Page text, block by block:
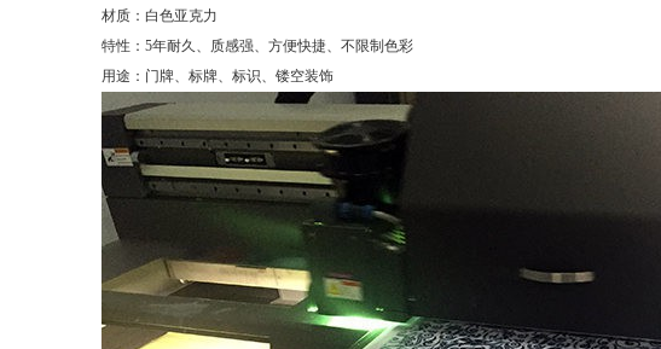
材质：白色亚克力
特性：5年耐久、质感强、方便快捷、不限制色彩
用途：门牌、标牌、标识、镂空装饰